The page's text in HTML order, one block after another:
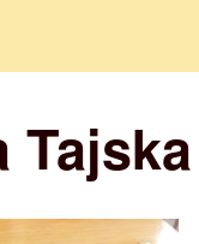
Tajska